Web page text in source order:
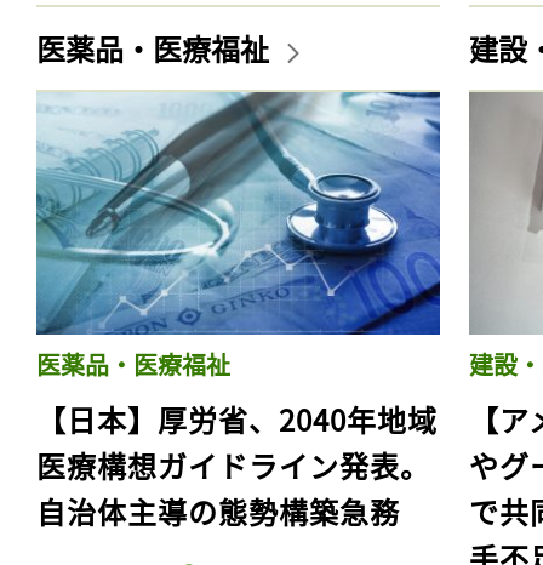
医薬品・医療福祉
医薬品・医療福祉
【日本】厚労省、2040年地域
医療構想ガイドライン発表。
自治体主導の態勢構築急務
建設
建設
【
やグ
で共